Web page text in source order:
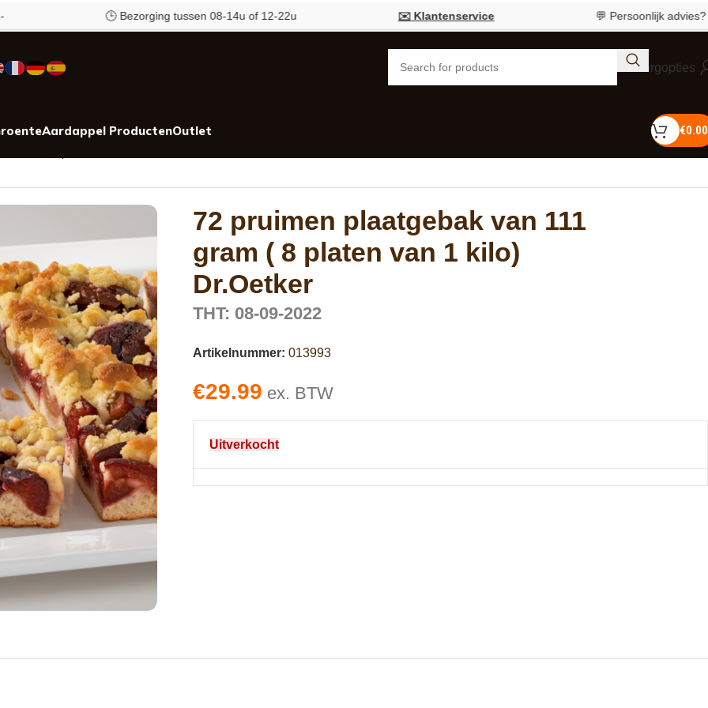
🕒 Bezorging tussen 08-14u of 12-22u ✉️ Klantenservice 💬 Persoonlijk advies?Bel
Bezorgopties
Aardappel ProductenOutlet €0.00
72 pruimen plaatgebak van 111
gram ( 8 platen van 1 kilo)
Dr.Oetker
THT: 08-09-2022
Artikelnummer: 013993
€29.99 ex. BTW
Uitverkocht